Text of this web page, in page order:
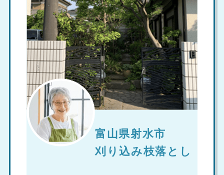
富山県射水市
刈り込み枝落とし